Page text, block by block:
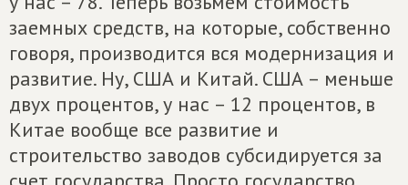
заемных средств, на которые, собственно
говоря, производится вся модернизация и
развитие. Ну, США и Китай. США – меньше
двух процентов, у нас – 12 процентов, в
Китае вообще все развитие и
строительство заводов субсидируется за